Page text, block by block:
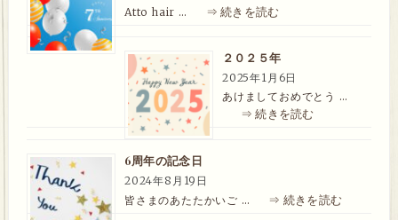
Atto hair …
⇒ 続きを読む
２０２５年
2025年1月6日
あけましておめでとう …
⇒ 続きを読む
6周年の記念日
2024年8月19日
皆さまのあたたかいご …
⇒ 続きを読む